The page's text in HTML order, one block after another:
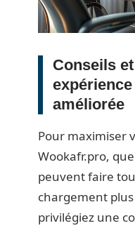
Conseils
améliorée
Pour maximiser
Wookafr.pro,
peuvent faire
chargement
privilégiez une